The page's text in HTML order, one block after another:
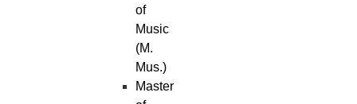
of
Music
(M.
Mus.)
Master